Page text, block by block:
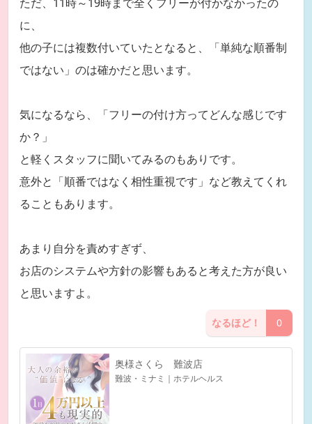
に、
他の子には複数付いていたとなると、「単純な順番制
ではない」のは確かだと思います。
気になるなら、「フリーの付け方ってどんな感じです
か？」
と軽くスタッフに聞いてみるのもありです。
意外と「順番ではなく相性重視です」など教えてくれ
ることもあります。
あまり自分を責めすぎず、
お店のシステムや方針の影響もあると考えた方が良い
と思いますよ。
なるほど！ 0
奥様さくら 難波店
難波・ミナミ｜ホテルヘルス